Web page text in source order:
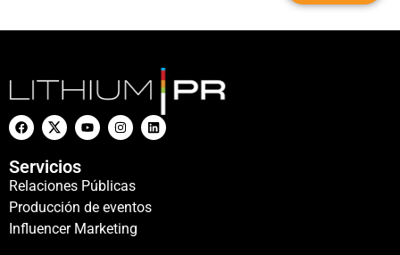
Servicios
Relaciones Públicas
Producción de eventos
Influencer Marketing